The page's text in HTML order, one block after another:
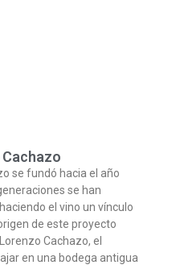
se fundó hacia el año
se han
el vino un vínculo
de este proyecto
Cachazo, el
en una bodega antigua